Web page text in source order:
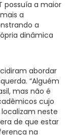
possuía a maior
a
a
dinâmica
abordar
“Alguém
mas não é
cujo
neste
de que estar
na